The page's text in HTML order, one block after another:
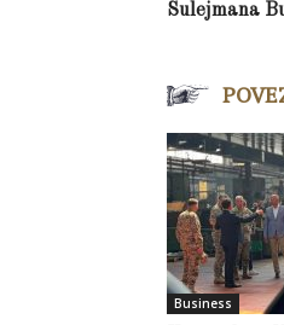
Sulejmana
Business